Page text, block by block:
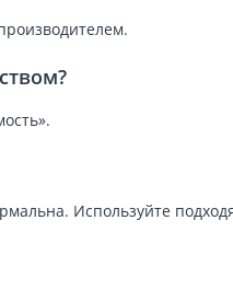
Используйте